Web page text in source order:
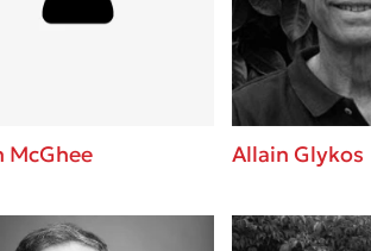
McGhee Allain Glykos